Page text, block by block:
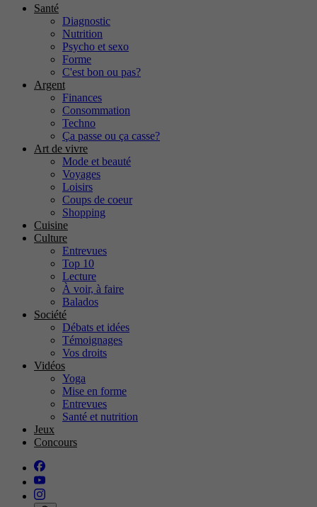
Santé
Diagnostic
Nutrition
Psycho et sexo
Forme
C'est bon ou pas?
Argent
Finances
Consommation
Techno
Ça passe ou ça casse?
Art de vivre
Mode et beauté
Voyages
Loisirs
Coups de coeur
Shopping
Cuisine
Culture
Entrevues
Top 10
Lecture
À voir, à faire
Balados
Société
Débats et idées
Témoignages
Vos droits
Vidéos
Yoga
Mise en forme
Entrevues
Santé et nutrition
Jeux
Concours